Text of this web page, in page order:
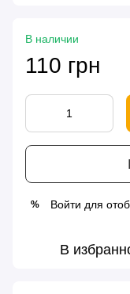
В наличии
110 грн
% Войти для
В